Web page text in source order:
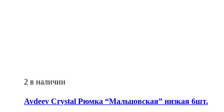
2 в наличии
Avdeev Crystal Рюмка “Мальцовская” низкая 6шт.